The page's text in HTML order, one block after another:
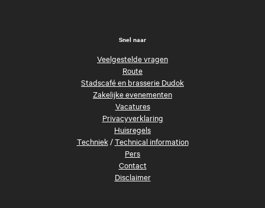
Snel naar
Veelgestelde vragen
Route
Stadscafé en brasserie Dudok
Zakelijke evenementen
Vacatures
Privacyverklaring
Huisregels
Techniek/Technical information
Pers
Contact
Disclaimer